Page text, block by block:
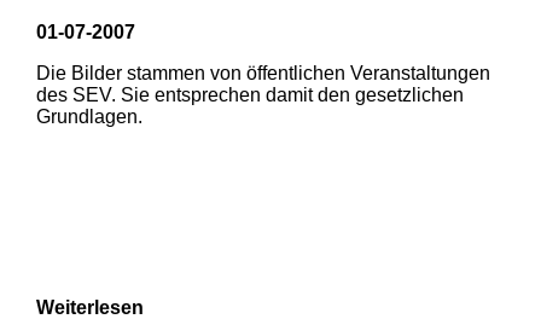
1 2
01-07-2007
Die Bilder stammen von öffentlichen Veranstaltungen
des SEV. Sie entsprechen damit den gesetzlichen
Grundlagen.
Weiterlesen